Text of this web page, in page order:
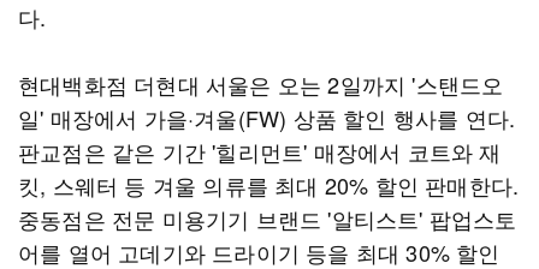
다.
현대백화점 더현대 서울은 오는 2일까지 '스탠드오
일' 매장에서 가을·겨울(FW) 상품 할인 행사를 연다.
판교점은 같은 기간 '힐리먼트' 매장에서 코트와 재
킷, 스웨터 등 겨울 의류를 최대 20% 할인 판매한다.
중동점은 전문 미용기기 브랜드 '알티스트' 팝업스토
어를 열어 고데기와 드라이기 등을 최대 30% 할인